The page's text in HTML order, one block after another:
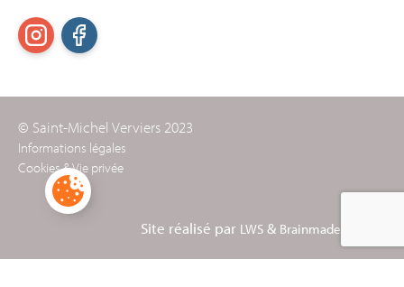
© Saint-Michel Verviers 2023
Informations légales
Cookies & Vie privée
Site réalisé par LWS & Brainmade Agency